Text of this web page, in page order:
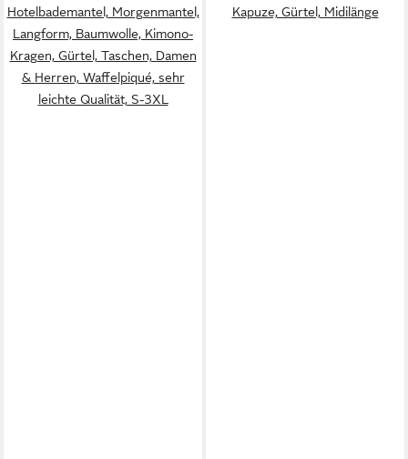
Hotelbademantel, Morgenmantel,
Langform, Baumwolle, Kimono-
Kragen, Gürtel, Taschen, Damen
& Herren, Waffelpiqué, sehr
leichte Qualität, S-3XL
Kapuze, Gürtel, Midilänge